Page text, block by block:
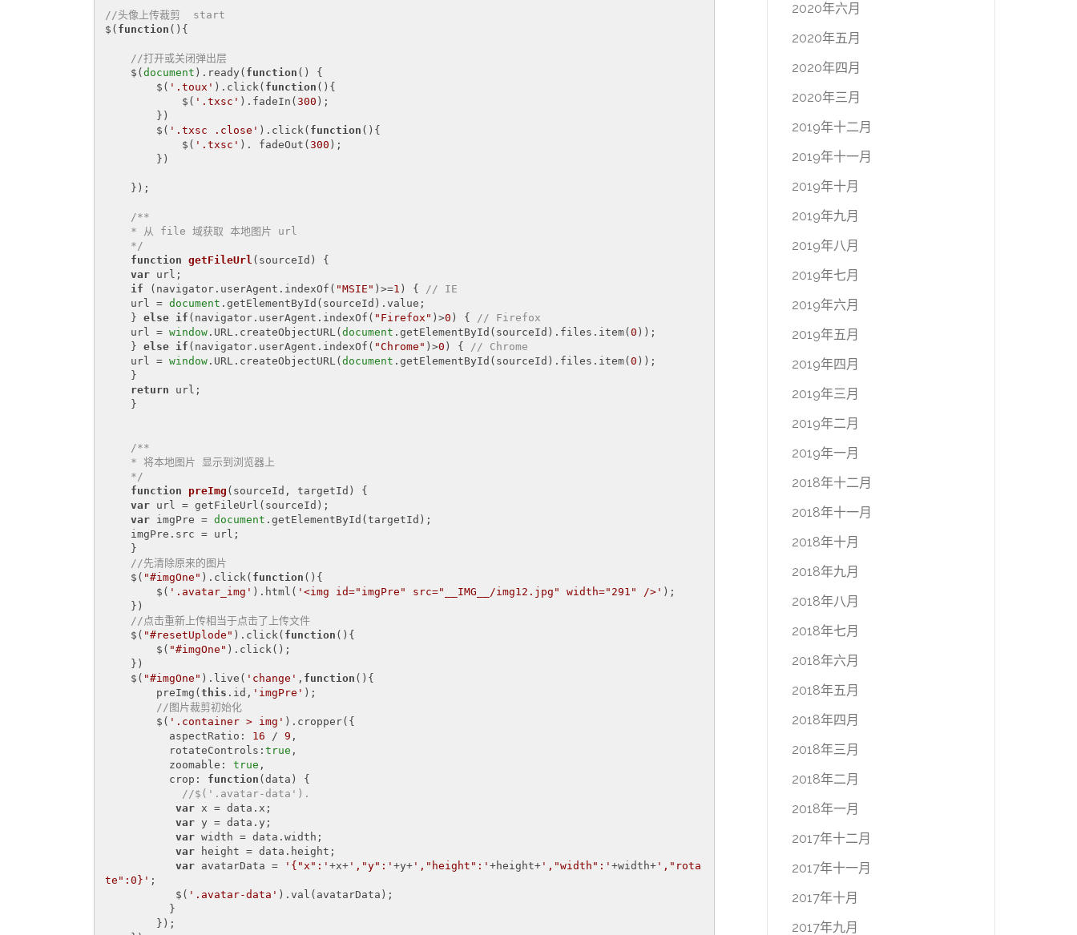
//头像上传裁剪  start
$( function ( ) {
//打开或关闭弹出层
$( document ).ready( function ( ) {
$( '.toux' ).click( function ( ) {
$( '.txsc' ).fadeIn( 300 );
})
$( '.txsc .close' ).click( function ( ) {
$( '.txsc' ). fadeOut( 300 );
})
});
/**
* 从 file 域获取 本地图片 url
*/
function getFileUrl ( sourceId ) {
var url;
if (navigator.userAgent.indexOf( "MSIE" )>=1 ) { // IE
url = document .getElementById(sourceId).value;
} else if (navigator.userAgent.indexOf( "Firefox" )>0 ) { // Firefox
url = window .URL.createObjectURL( document .getElementById(sourceId).files.item( 0 ));
} else if (navigator.userAgent.indexOf( "Chrome" )>0 ) { // Chrome
url = window .URL.createObjectURL( document .getElementById(sourceId).files.item( 0 ));
}
return url;
}
/**
* 将本地图片 显示到浏览器上
*/
function
preImg ( sourceId, targetId ) {
var url = getFileUrl(sourceId);
var imgPre = document .getElementById(targetId);
imgPre.src = url;
}
//先清除原来的图片
$( "#imgOne" ).click( function ( ) {
$( '.avatar_img' ).html( '<img id="imgPre" src="__IMG__/img12.jpg" width="291" />' );
})
//点击重新上传相当于点击了上传文件
$( "#resetUplode" ).click( function ( ) {
$( "#imgOne" ).click();
})
$( "#imgOne" ).live( 'change' , function ( ) {
preImg( this .id, 'imgPre' );
//图片裁剪初始化
$( '.container > img' ).cropper({
aspectRatio: 16 / 9 ,
rotateControls: true ,
zoomable: true ,
crop: function ( data ) {
//$('.avatar-data').
var x = data.x;
var y = data.y;
var width = data.width;
var height = data.height;
var avatarData = '{"x":' +x+ ',"y":' +y+ ',"height":' +height+ ',"width":' +width+ ',"rota
te":0}' ;
$( '.avatar-data' ).val(avatarData);
}
});
2020年六月
2020年五月
2020年四月
2020年三月
2019年十二月
2019年十一月
2019年十月
2019年九月
2019年八月
2019年七月
2019年六月
2019年五月
2019年四月
2019年三月
2019年二月
2019年一月
2018年十二月
2018年十一月
2018年十月
2018年九月
2018年八月
2018年七月
2018年六月
2018年五月
2018年四月
2018年三月
2018年二月
2018年一月
2017年十二月
2017年十一月
2017年十月
2017年九月